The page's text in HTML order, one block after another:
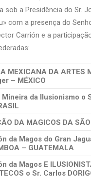
sob a Presidência do Sr.
com a presença do
Carrión e a
MEXICANA DA ARTES
– MÉXICO
Mineira da Ilusionismo o
DA MAGICOS DA
da Magos do Gran
– GUATEMALA
da Magos E
o Sr. Carlos